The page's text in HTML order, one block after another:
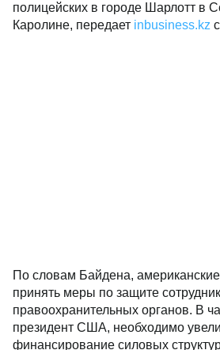
полицейских в городе Шарлотт в
Каролине, передает inbusiness.kz
По словам Байдена,
принять меры по защите
правоохранительных органов. В
президент США, необходимо
финансирование силовых